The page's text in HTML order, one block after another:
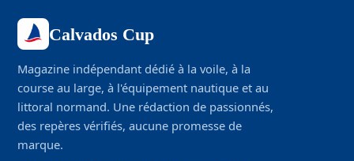
Calvados Cup
Magazine indépendant dédié à la voile, à la
course au large, à l'équipement nautique et au
littoral normand. Une rédaction de passionnés,
des repères vérifiés, aucune promesse de
marque.